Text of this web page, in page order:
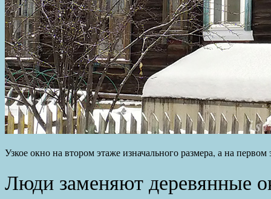
Узкое окно на втором этаже изначального размера, а на первом
Люди заменяют деревянные